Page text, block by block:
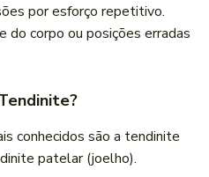
por esforço repetitivo.
do corpo ou posições erradas
conhecidos são a tendinite
patelar (joelho).